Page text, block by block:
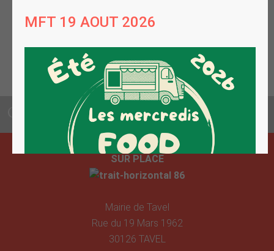
CONTACTEZ VOTRE MAIRIE
SUR PLACE
Mairie de Tavel
Rue du 19 Mars 1962
30126 TAVEL